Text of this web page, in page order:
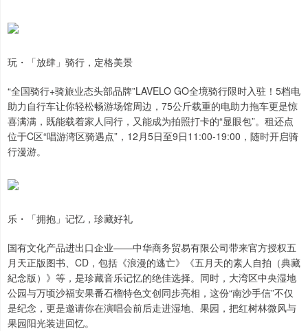
玩・「放肆」骑行，定格美景
“全国骑行+骑旅业态头部品牌”LAVELO GO全境骑行限时入驻！5档电
助力自行车让你轻松畅游场馆周边，75公斤载重的电助力拖车更是惊
喜满满，既能载着家人同行，又能成为拍照打卡的“显眼包”。租还点
位于C区“唱游湾区骑遇点”，12月5日至9日11:00-19:00，随时开启骑
行漫游。
乐・「拥抱」记忆，珍藏好礼
国有文化产品进出口企业——中华商务贸易有限公司带来官方授权五
月天正版图书、CD，包括《浪漫的逃亡》《五月天的素人自拍（典藏
紀念版）》等，是珍藏音乐记忆的绝佳选择。同时，大湾区中央湿地
公园与万顷沙福安果番石榴特色文创同步亮相，这份“南沙手信”不仅
是纪念，更是邀请你在演唱会前后走进湿地、果园，把红树林微风与
果园阳光装进回忆。